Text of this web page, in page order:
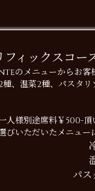
フィックスコー
のメニューからお客
種、温菜2種、パスタ
人様別途席料￥500-頂
びいただいたメニュー
パス